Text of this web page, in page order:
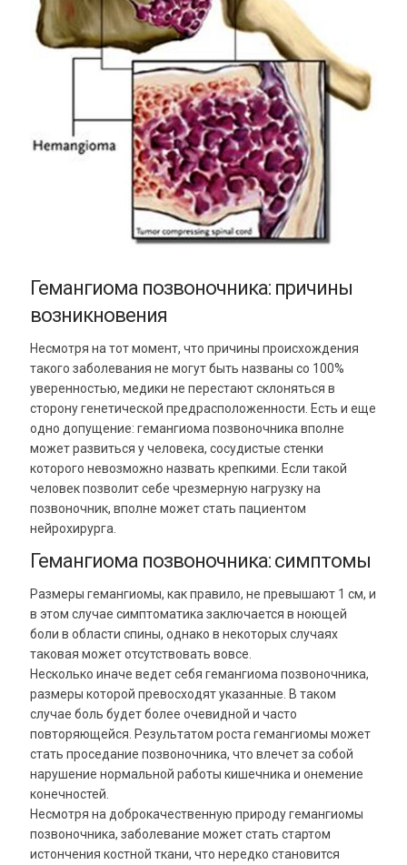
Гемангиома позвоночника: причины
возникновения
Несмотря на тот момент, что причины происхождения
такого заболевания не могут быть названы со 100%
уверенностью, медики не перестают склоняться в
сторону генетической предрасположенности. Есть и еще
одно допущение: гемангиома позвоночника вполне
может развиться у человека, сосудистые стенки
которого невозможно назвать крепкими. Если такой
человек позволит себе чрезмерную нагрузку на
позвоночник, вполне может стать пациентом
нейрохирурга.
Гемангиома позвоночника: симптомы
Размеры гемангиомы, как правило, не превышают 1 см, и
в этом случае симптоматика заключается в ноющей
боли в области спины, однако в некоторых случаях
таковая может отсутствовать вовсе.
Несколько иначе ведет себя гемангиома позвоночника,
размеры которой превосходят указанные. В таком
случае боль будет более очевидной и часто
повторяющейся. Результатом роста гемангиомы может
стать проседание позвоночника, что влечет за собой
нарушение нормальной работы кишечника и онемение
конечностей.
Несмотря на доброкачественную природу гемангиомы
позвоночника, заболевание может стать стартом
истончения костной ткани, что нередко становится